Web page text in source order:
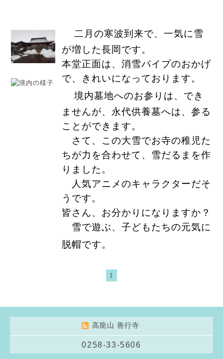
二月の寒波到来で、一気に雪
が増した長岡です。
本堂正面は、消雪パイプのおかげ
で、きれいになっております。
境内墓地へのお参りは、でき
ませんが、永代供養墓へは、参る
ことができます。
さて、この大雪でお寺の稚児た
ちが力を合わせて、雪だるまを作
りました。
人気アニメのキャラクターだそ
うです。
皆さん、お分かりになりますか？
雪で遊ぶ、子どもたちの元気に
脱帽です。
1
高龍山 善行寺
0258-33-5606